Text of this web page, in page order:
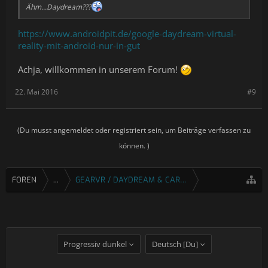
Ähm...Daydream???
https://www.androidpit.de/google-daydream-virtual-
reality-mit-android-nur-in-gut
Achja, willkommen in unserem Forum!
#9
22. Mai 2016
(Du musst angemeldet oder registriert sein, um Beiträge verfassen zu
können. )
FOREN ... GEARVR / DAYDREAM & CARDBOARD
Progressiv dunkel Deutsch [Du]